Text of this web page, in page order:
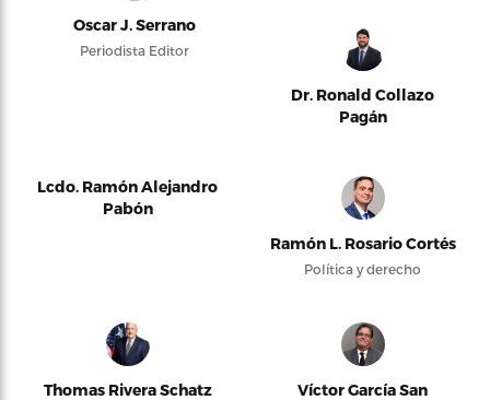
Oscar J. Serrano
Periodista Editor
Dr. Ronald Collazo
Pagán
Lcdo. Ramón Alejandro
Pabón
Ramón L. Rosario Cortés
Política y derecho
Thomas Rivera Schatz
Víctor García San